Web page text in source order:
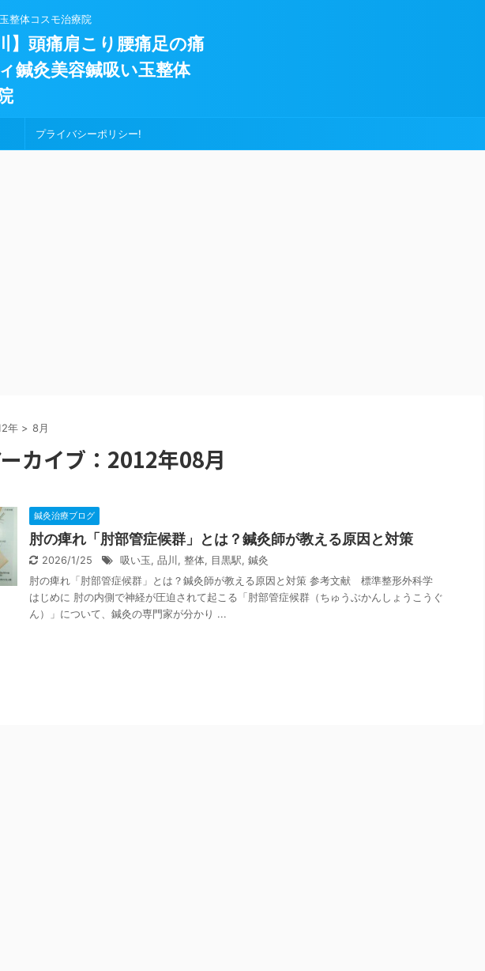
整体コスモ治療院
】頭痛肩こり腰痛足の痛
鍼灸美容鍼吸い玉整体
プライバシーポリシー!
年 > 8月
カイブ：2012年08月
鍼灸治療ブログ
肘の痺れ「肘部管症候群」とは？鍼灸師が教える原因と対策
2026/1/25 吸い玉, 品川 , 整体, 目黒駅, 鍼灸
肘の痺れ「肘部管症候群」とは？鍼灸師が教える原因と対策 参考文献 標準整形外科学
はじめに 肘の内側で神経が圧迫されて起こる「肘部管症候群（ちゅうぶかんしょうこうぐ
ん）」について、鍼灸の専門家が分かり ...